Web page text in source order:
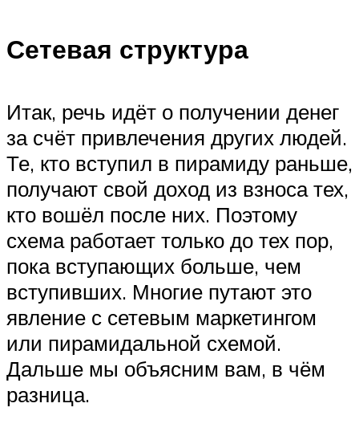
Сетевая структура
Итак, речь идёт о получении денег
за счёт привлечения других людей.
Те, кто вступил в пирамиду раньше,
получают свой доход из взноса тех,
кто вошёл после них. Поэтому
схема работает только до тех пор,
пока вступающих больше, чем
вступивших. Многие путают это
явление с сетевым маркетингом
или пирамидальной схемой.
Дальше мы объясним вам, в чём
разница.